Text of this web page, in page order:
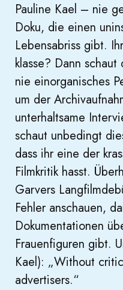
Pauline Kael – nie
Doku, die einen
Lebensabriss gibt.
klasse? Dann
nie einorganisches
um der
unterhaltsame
schaut unbedingt
dass ihr eine der
Filmkritik hasst.
Garvers
Fehler anschauen,
Dokumentationen
Frauenfiguren gibt.
Kael): „Without
advertisers.“